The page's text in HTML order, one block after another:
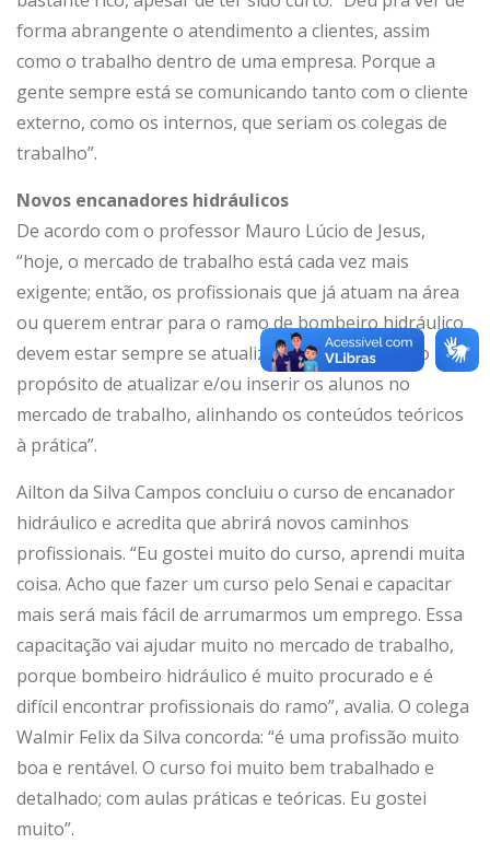
forma abrangente o atendimento a clientes, assim
como o trabalho dentro de uma empresa. Porque a
gente sempre está se comunicando tanto com o cliente
externo, como os internos, que seriam os colegas de
trabalho”.
Novos encanadores hidráulicos
De acordo com o professor Mauro Lúcio de Jesus,
“hoje, o mercado de trabalho está cada vez mais
exigente; então, os profissionais que já atuam na área
ou querem entrar para o ramo de bombeiro hidráulico
devem estar sempre se atualizando. O curso tem o
propósito de atualizar e/ou inserir os alunos no
mercado de trabalho, alinhando os conteúdos teóricos
à prática”.
Ailton da Silva Campos concluiu o curso de encanador
hidráulico e acredita que abrirá novos caminhos
profissionais. “Eu gostei muito do curso, aprendi muita
coisa. Acho que fazer um curso pelo Senai e capacitar
mais será mais fácil de arrumarmos um emprego. Essa
capacitação vai ajudar muito no mercado de trabalho,
porque bombeiro hidráulico é muito procurado e é
difícil encontrar profissionais do ramo”, avalia. O colega
Walmir Felix da Silva concorda: “é uma profissão muito
boa e rentável. O curso foi muito bem trabalhado e
detalhado; com aulas práticas e teóricas. Eu gostei
muito”.